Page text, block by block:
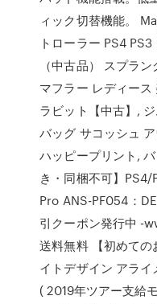
ィック切替機能。
トローラー PS4
（中古品） スプラ
マフラー レディー
ラビット【中古】,
バッグ サコッシュ
ハッピープリント,
き・同梱不可】
Pro ANS-PF054：
引クーポン発行中 -
送料無料 【初めて
イトデザイン アラ
( 2019年ツアー支給